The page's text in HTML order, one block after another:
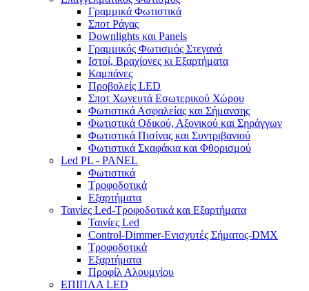
Γραμμικά Φωτιστικά
Σποτ Ράγας
Downlights και Panels
Γραμμικός Φωτισμός Στεγανά
Ιστοί, Βραχίονες κι Εξαρτήματα
Καμπάνες
Προβολείς LED
Σποτ Χωνευτά Εσωτερικού Χώρου
Φωτιστικά Ασφαλείας και Σήμανσης
Φωτιστικά Οδικού, Αξονικού και Σηράγγων
Φωτιστικά Πισίνας και Συντριβανιού
Φωτιστικά Σκαφάκια και Φθορισμού
Led PL - PANEL
Φωτιστικά
Τροφοδοτικά
Εξαρτήματα
Ταινίες Led-Τροφοδοτικά και Εξαρτήματα
Ταινίες Led
Control-Dimmer-Ενισχυτές Σήματος-DMX
Τροφοδοτικά
Εξαρτήματα
Προφίλ Αλουμνίου
ΕΠΙΠΛΑ LED